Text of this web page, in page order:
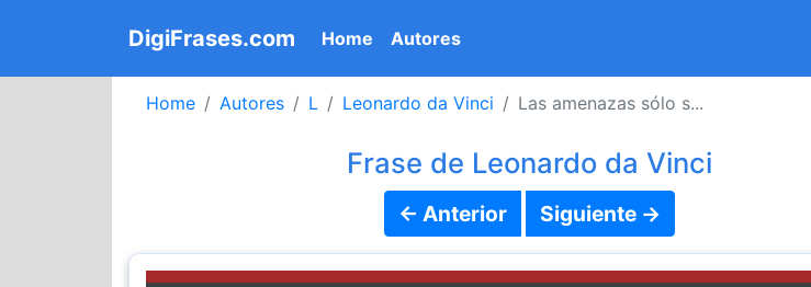
DigiFrases.com Home (current)
Autores
Home Autores L Leonardo da Vinci Las amenazas sólo s...
Frase de Leonardo da Vinci
← Anterior Siguiente →